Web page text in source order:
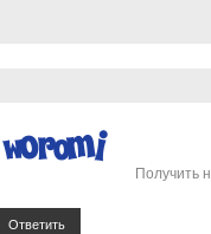
Получить
Ответить